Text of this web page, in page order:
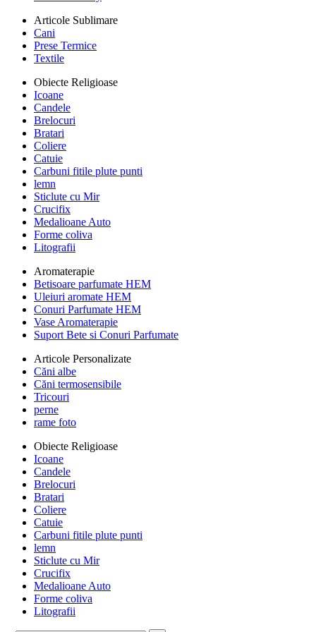
Articole Sublimare
Cani
Prese Termice
Textile
Obiecte Religioase
Icoane
Candele
Brelocuri
Bratari
Coliere
Catuie
Carbuni fitile plute punti
lemn
Sticlute cu Mir
Crucifix
Medalioane Auto
Forme coliva
Litografii
Aromaterapie
Betisoare parfumate HEM
Uleiuri aromate HEM
Conuri Parfumate HEM
Vase Aromaterapie
Suport Bete si Conuri Parfumate
Articole Personalizate
Căni albe
Căni termosensibile
Tricouri
perne
rame foto
Obiecte Religioase
Icoane
Candele
Brelocuri
Bratari
Coliere
Catuie
Carbuni fitile plute punti
lemn
Sticlute cu Mir
Crucifix
Medalioane Auto
Forme coliva
Litografii